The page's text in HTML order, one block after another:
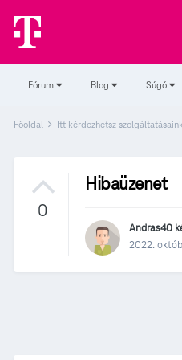
Fórum Blog Súgó
Főoldal Itt kérdezhetsz
0
Hibaüzenet
Andras40
2022.